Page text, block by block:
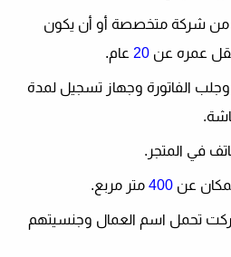
شركة متخصصة أو أن يكون
عمره عن 20 عام.
وجلب الفاتورة وجهاز تسجيل لمدة
في المتجر.
عن 400 متر مربع.
تحمل اسم العمال وجنسيتهم